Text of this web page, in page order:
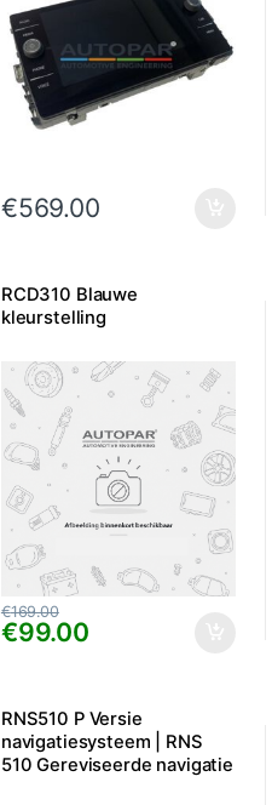
€569.00
RCD310 Blauwe
kleurstelling
€99.00
€169.00
RNS510 P Versie
navigatiesysteem | RNS
510 Gereviseerde navigatie